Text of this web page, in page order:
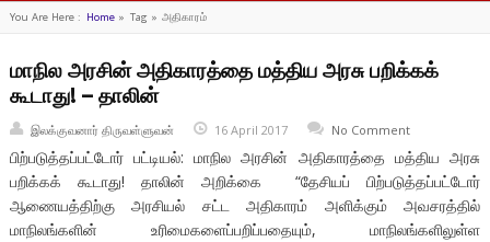
You Are Here : Home» Tag » அதிகாரம்
மாநில அரசின் அதிகாரத்தை மத்திய அரசு பறிக்கக்
கூடாது! – தாலின்
இலக்குவனார் திருவள்ளுவன் 16 April 2017 No Comment
பிற்படுத்தப்பட்டோர் பட்டியல்: மாநில அரசின் அதிகாரத்தை மத்திய அரசு
பறிக்கக் கூடாது! தாலின் அறிக்கை “தேசியப் பிற்படுத்தப்பட்டோர்
ஆணையத்திற்கு அரசியல் சட்ட அதிகாரம் அளிக்கும் அவசரத்தில்
மாநிலங்களின் உரிமைகளைப்பறிப்பதையும், மாநிலங்களிலுள்ள